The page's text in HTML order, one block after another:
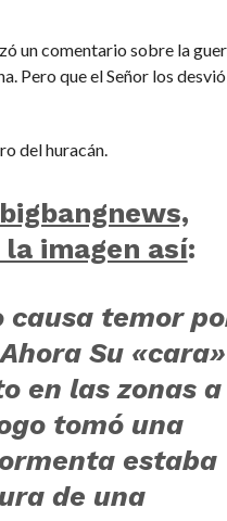
un comentario sobre la
Pero que el Señor los
del huracán.
imagen así:
causa temor
Su «cara»
en las zonas a
tomó una
estaba
de una